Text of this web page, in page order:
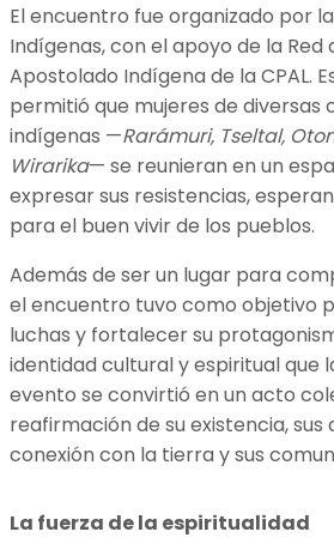
El encuentro fue organizado por
Indígenas, con el apoyo de la Red
Apostolado Indígena de la CPAL.
permitió que mujeres de diversas
indígenas —Rarámuri, Tseltal,
Wirarika— se reunieran en un
expresar sus resistencias,
para el buen vivir de los pueblos.
Además de ser un lugar para
el encuentro tuvo como objetivo
luchas y fortalecer su
identidad cultural y espiritual que
evento se convirtió en un acto
reafirmación de su existencia, sus
conexión con la tierra y sus
La fuerza de la espiritualidad